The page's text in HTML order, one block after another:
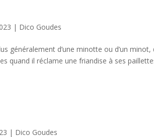
| Dico Goudes
généralement d’une minotte ou d’un
quand il réclame une friandise à ses
| Dico Goudes